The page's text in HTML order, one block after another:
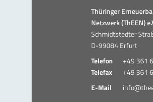
Thüringer
Netzwerk (ThEEN)
Schmidtstedter
D-99084 Erfurt
Telefon
+49 361
Telefax
+49 361
E-Mail